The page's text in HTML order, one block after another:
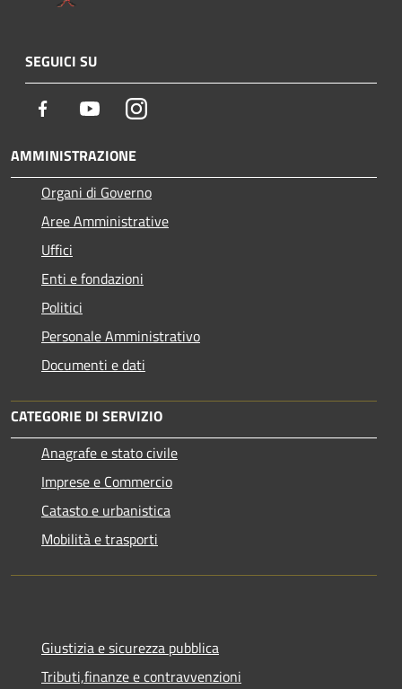
SEGUICI SU
Facebook YoutubeInstagram
AMMINISTRAZIONE
Organi di Governo
Aree Amministrative
Uffici
Enti e fondazioni
Politici
Personale Amministrativo
Documenti e dati
CATEGORIE DI SERVIZIO
Anagrafe e stato civile
Imprese e Commercio
Catasto e urbanistica
Mobilità e trasporti
Giustizia e sicurezza pubblica
Tributi,finanze e contravvenzioni